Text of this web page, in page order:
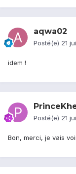
aqwa02
Posté(e) 21
idem !
Posté(e) 21
Bon, merci, je vais